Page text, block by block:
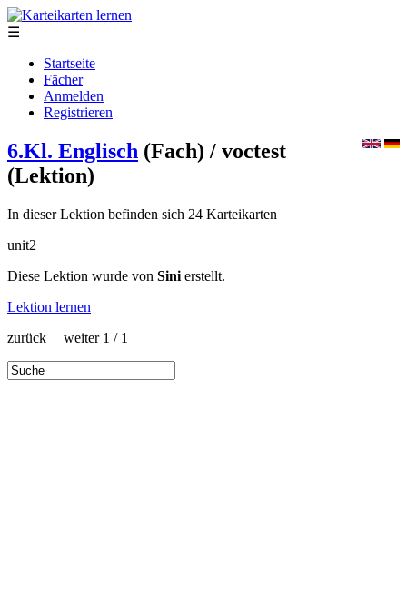
☰
Startseite
Fächer
Anmelden
Registrieren
6.Kl. Englisch (Fach) / voctest
(Lektion)
In dieser Lektion befinden sich 24 Karteikarten
unit2
Diese Lektion wurde von Sini erstellt.
Lektion lernen
zurück | weiter 1 / 1